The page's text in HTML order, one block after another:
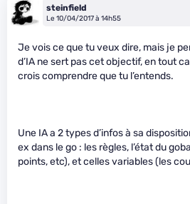
steinfield
Le 10/04/2017 à 14h55
Je vois ce que tu veux dire, mais je
d’IA ne sert pas cet objectif, en tout
crois comprendre que tu l’entends.
Une IA a 2 types d’infos à sa
ex dans le go : les règles, l’état du
points, etc), et celles variables (les